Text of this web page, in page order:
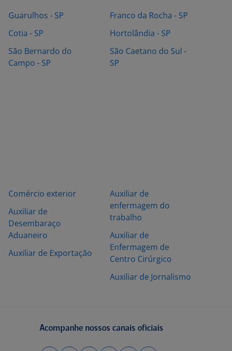
Guarulhos - SP
Cotia - SP
São Bernardo do
Campo - SP
Franco da Rocha - SP
Hortolândia - SP
São Caetano do Sul -
SP
Comércio exterior
Auxiliar de
Desembaraço
Aduaneiro
Auxiliar de Exportação
Auxiliar de
enfermagem do
trabalho
Auxiliar de
Enfermagem de
Centro Cirúrgico
Auxiliar de Jornalismo
Acompanhe nossos canais oficiais